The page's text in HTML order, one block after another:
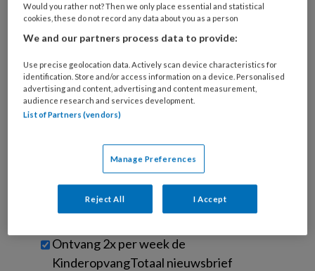
Wat
je
e-
mailadres?
* *
Kies
je
wachtwoord* *
organisatie
je?
Untitled
Ontvang 2x per week de
KinderopvangTotaal nieuwsbrief
Would you rather not? Then we only place essential and statistical
cookies, these do not record any data about you as a person
We and our partners process data to provide:
Use precise geolocation data. Actively scan device characteristics for
identification. Store and/or access information on a device. Personalised
advertising and content, advertising and content measurement,
audience research and services development.
List of Partners (vendors)
Manage Preferences
Reject All I Accept